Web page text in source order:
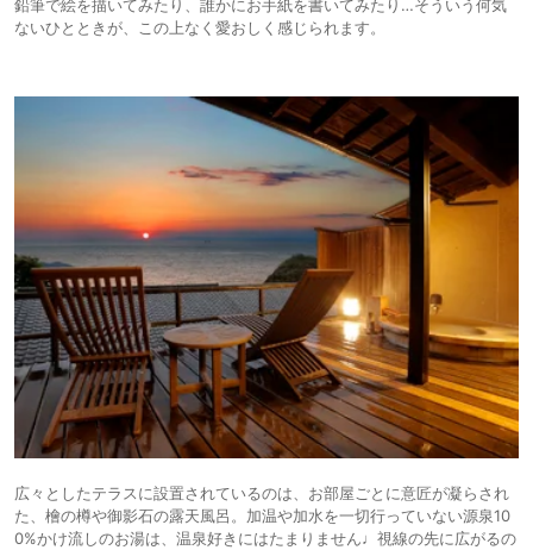
鉛筆で絵を描いてみたり、誰かにお手紙を書いてみたり…そういう何気
ないひとときが、この上なく愛おしく感じられます。
広々としたテラスに設置されているのは、お部屋ごとに意匠が凝らされ
た、檜の樽や御影石の露天風呂。加温や加水を一切行っていない源泉10
0%かけ流しのお湯は、温泉好きにはたまりません♩視線の先に広がるの